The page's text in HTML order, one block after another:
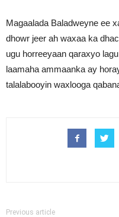
Magaalada Baladweyne ee
dhowr jeer ah waxaa ka
ugu horreeyaan qaraxyo
laamaha ammaanka ay
talalabooyin waxlooga
Previous article